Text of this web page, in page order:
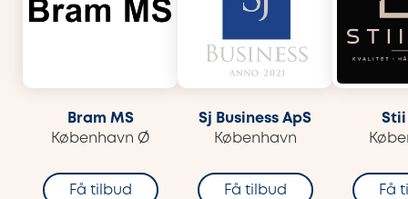
Bram MS
København Ø
Få tilbud
Sj Business ApS
København
Få tilbud
Stii
Få